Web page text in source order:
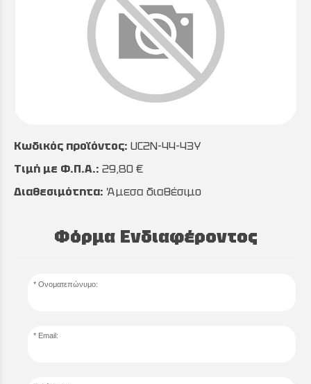
Κωδικός προϊόντος: UC2N-44-43Y
Τιμή με Φ.Π.Α.: 29,80 €
Διαθεσιμότητα: Άμεσα διαθέσιμο
Φόρμα Ενδιαφέροντος
Ονοματεπώνυμο:
Email: